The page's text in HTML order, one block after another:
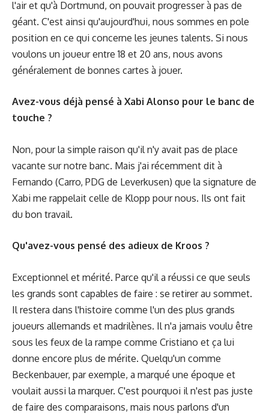
l'air et qu'à Dortmund, on pouvait progresser à pas de
géant. C'est ainsi qu'aujourd'hui, nous sommes en pole
position en ce qui concerne les jeunes talents. Si nous
voulons un joueur entre 18 et 20 ans, nous avons
généralement de bonnes cartes à jouer.
Avez-vous déjà pensé à Xabi Alonso pour le banc de
touche ?
Non, pour la simple raison qu'il n'y avait pas de place
vacante sur notre banc. Mais j'ai récemment dit à
Fernando (Carro, PDG de Leverkusen) que la signature de
Xabi me rappelait celle de Klopp pour nous. Ils ont fait
du bon travail.
Qu'avez-vous pensé des adieux de Kroos ?
Exceptionnel et mérité. Parce qu'il a réussi ce que seuls
les grands sont capables de faire : se retirer au sommet.
Il restera dans l'histoire comme l'un des plus grands
joueurs allemands et madrilènes. Il n'a jamais voulu être
sous les feux de la rampe comme Cristiano et ça lui
donne encore plus de mérite. Quelqu'un comme
Beckenbauer, par exemple, a marqué une époque et
voulait aussi la marquer. C'est pourquoi il n'est pas juste
de faire des comparaisons, mais nous parlons d'un